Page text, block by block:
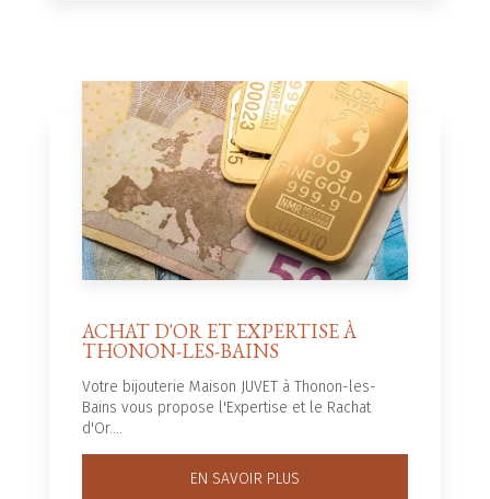
ACHAT D'OR ET EXPERTISE À
THONON-LES-BAINS
Votre bijouterie Maison JUVET à Thonon-les-
Bains vous propose l'Expertise et le Rachat
d'Or....
EN SAVOIR PLUS